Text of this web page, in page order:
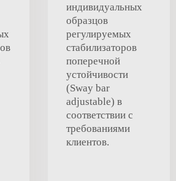
индивидуальных
образцов
регулируемых
стабилизаторов
поперечной
устойчивости
(Sway bar
adjustable) в
соответствии с
требованиями
клиентов.